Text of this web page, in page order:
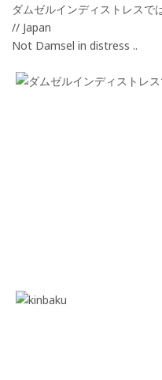
ダムゼルインディストレス
// Japan
Not Damsel in distress ..